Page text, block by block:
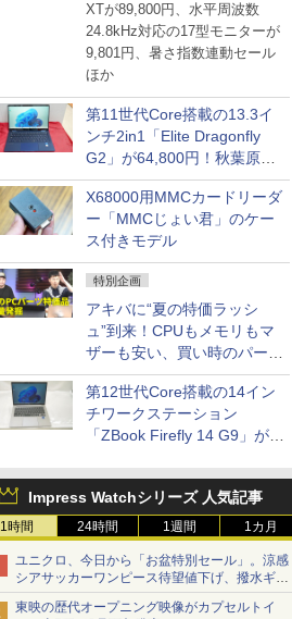
XTが89,800円、水平周波数
24.8kHz対応の17型モニターが
9,801円、暑さ指数連動セール
ほか
第11世代Core搭載の13.3イ
ンチ2in1「Elite Dragonfly
G2」が64,800円！秋葉原で
中古PCセール
X68000用MMCカードリーダ
ー「MMCじょい君」のケー
ス付きモデル
特別企画
アキバに“夏の特価ラッシ
ュ”到来！CPUもメモリもマ
ザーも安い、買い時のパーツ
は？【8月7日(金)22時配信】
第12世代Core搭載の14イン
チワークステーション
「ZBook Firefly 14 G9」が
セール
Impress Watchシリーズ 人気記事
1時間 24時間 1週間 1カ月
ユニクロ、今日から「お盆特別セール」。涼感
シアサッカーワンピース待望値下げ、撥水ギア
ショーツは1990円に
東映の歴代オープニング映像がカプセルトイ